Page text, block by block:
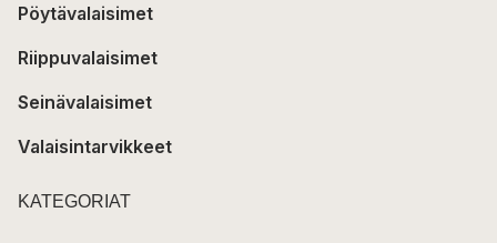
Pöytävalaisimet
Riippuvalaisimet
Seinävalaisimet
Valaisintarvikkeet
KATEGORIAT